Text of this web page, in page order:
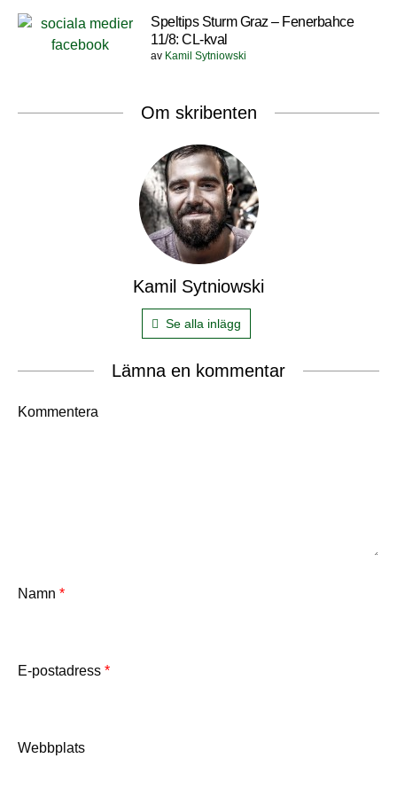
Speltips Sturm Graz – Fenerbahce
11/8: CL-kval
av Kamil Sytniowski
Om skribenten
Kamil Sytniowski
Se alla inlägg
Lämna en kommentar
Kommentera
Namn *
E-postadress *
Webbplats